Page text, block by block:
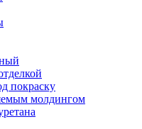
покраску
молдингом